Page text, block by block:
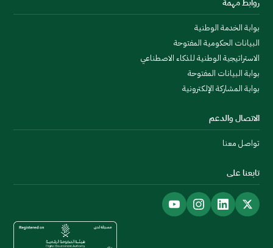
بوابة الخدمة الوطنية
البيانات الحكومية المفتوحة
الاستراتيجية الوطنية للذكاء الاصطناعي
بوابة البيانات المفتوحة
بوابة المشاركة الإلكترونية
الاتصال والدعم
تواصل معنا
تابعنا على